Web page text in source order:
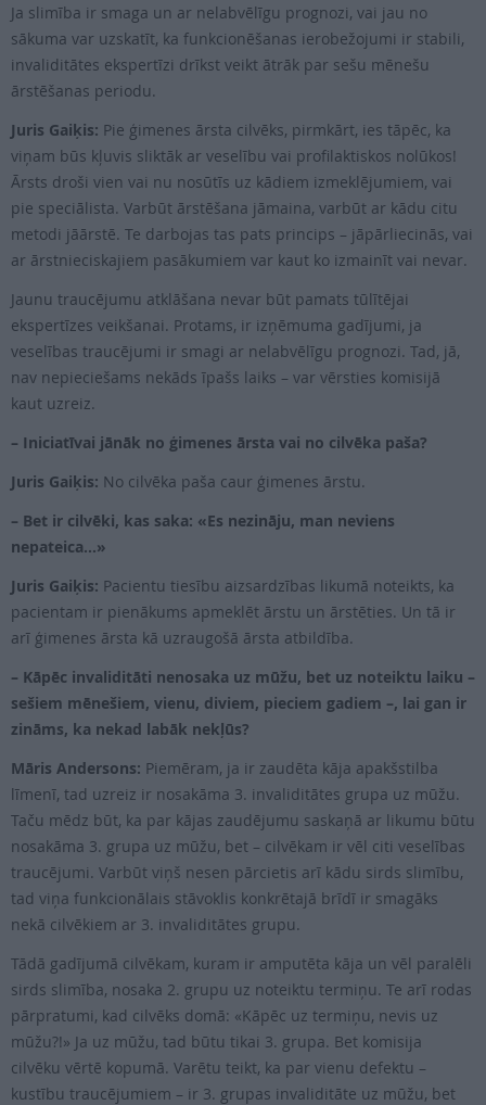
Ja slimība ir smaga un ar nelabvēlīgu prognozi, vai jau no
sākuma var uzskatīt, ka funkcionēšanas ierobežojumi ir stabili,
invaliditātes ekspertīzi drīkst veikt ātrāk par sešu mēnešu
ārstēšanas periodu.
Juris Gaiķis: Pie ģimenes ārsta cilvēks, pirmkārt, ies tāpēc, ka
viņam būs kļuvis sliktāk ar veselību vai profilaktiskos nolūkos!
Ārsts droši vien vai nu nosūtīs uz kādiem izmeklējumiem, vai
pie speciālista. Varbūt ārstēšana jāmaina, varbūt ar kādu citu
metodi jāārstē. Te darbojas tas pats princips – jāpārliecinās, vai
ar ārstnieciskajiem pasākumiem var kaut ko izmainīt vai nevar.
Jaunu traucējumu atklāšana nevar būt pamats tūlītējai
ekspertīzes veikšanai. Protams, ir izņēmuma gadījumi, ja
veselības traucējumi ir smagi ar nelabvēlīgu prognozi. Tad, jā,
nav nepieciešams nekāds īpašs laiks – var vērsties komisijā
kaut uzreiz.
– Iniciatīvai jānāk no ģimenes ārsta vai no cilvēka paša?
Juris Gaiķis: No cilvēka paša caur ģimenes ārstu.
– Bet ir cilvēki, kas saka: «Es nezināju, man neviens
nepateica…»
Juris Gaiķis: Pacientu tiesību aizsardzības likumā noteikts, ka
pacientam ir pienākums apmeklēt ārstu un ārstēties. Un tā ir
arī ģimenes ārsta kā uzraugošā ārsta atbildība.
– Kāpēc invaliditāti nenosaka uz mūžu, bet uz noteiktu laiku –
sešiem mēnešiem, vienu, diviem, pieciem gadiem –, lai gan ir
zināms, ka nekad labāk nekļūs?
Māris Andersons: Piemēram, ja ir zaudēta kāja apakšstilba
līmenī, tad uzreiz ir nosakāma 3. invaliditātes grupa uz mūžu.
Taču mēdz būt, ka par kājas zaudējumu saskaņā ar likumu būtu
nosakāma 3. grupa uz mūžu, bet – cilvēkam ir vēl citi veselības
traucējumi. Varbūt viņš nesen pārcietis arī kādu sirds slimību,
tad viņa funkcionālais stāvoklis konkrētajā brīdī ir smagāks
nekā cilvēkiem ar 3. invaliditātes grupu.
Tādā gadījumā cilvēkam, kuram ir amputēta kāja un vēl paralēli
sirds slimība, nosaka 2. grupu uz noteiktu termiņu. Te arī rodas
pārpratumi, kad cilvēks domā: «Kāpēc uz termiņu, nevis uz
mūžu?!» Ja uz mūžu, tad būtu tikai 3. grupa. Bet komisija
cilvēku vērtē kopumā. Varētu teikt, ka par vienu defektu –
kustību traucējumiem – ir 3. grupas invaliditāte uz mūžu, bet